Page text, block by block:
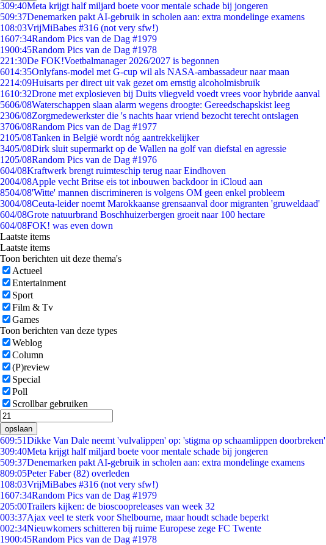
309:40Meta krijgt half miljard boete voor mentale schade bij jongeren
509:37Denemarken pakt AI-gebruik in scholen aan: extra mondelinge examens
108:03VrijMiBabes #316 (not very sfw!)
1607:34Random Pics van de Dag #1979
1900:45Random Pics van de Dag #1978
221:30De FOK!Voetbalmanager 2026/2027 is begonnen
6014:35Onlyfans-model met G-cup wil als NASA-ambassadeur naar maan
2214:09Huisarts per direct uit vak gezet om ernstig alcoholmisbruik
1610:32Drone met explosieven bij Duits vliegveld voedt vrees voor hybride aanval
5606/08Waterschappen slaan alarm wegens droogte: Gereedschapskist leeg
2306/08Zorgmedewerkster die 's nachts haar vriend bezocht terecht ontslagen
3706/08Random Pics van de Dag #1977
2105/08Tanken in België wordt nóg aantrekkelijker
3405/08Dirk sluit supermarkt op de Wallen na golf van diefstal en agressie
1205/08Random Pics van de Dag #1976
604/08Kraftwerk brengt ruimteschip terug naar Eindhoven
2004/08Apple vecht Britse eis tot inbouwen backdoor in iCloud aan
8504/08'Witte' mannen discrimineren is volgens OM geen enkel probleem
3004/08Ceuta-leider noemt Marokkaanse grensaanval door migranten 'gruweldaad'
604/08Grote natuurbrand Boschhuizerbergen groeit naar 100 hectare
604/08FOK! was even down
Laatste items
Laatste items
Toon berichten uit deze thema's
Actueel
Entertainment
Sport
Film & Tv
Games
Toon berichten van deze types
Weblog
Column
(P)review
Special
Poll
Scrollbar gebruiken
opslaan
609:51Dikke Van Dale neemt 'vulvalippen' op: 'stigma op schaamlippen doorbreken'
309:40Meta krijgt half miljard boete voor mentale schade bij jongeren
509:37Denemarken pakt AI-gebruik in scholen aan: extra mondelinge examens
809:05Peter Faber (82) overleden
108:03VrijMiBabes #316 (not very sfw!)
1607:34Random Pics van de Dag #1979
205:00Trailers kijken: de bioscoopreleases van week 32
003:37Ajax veel te sterk voor Shelbourne, maar houdt schade beperkt
002:34Nieuwkomers schitteren bij ruime Europese zege FC Twente
1900:45Random Pics van de Dag #1978